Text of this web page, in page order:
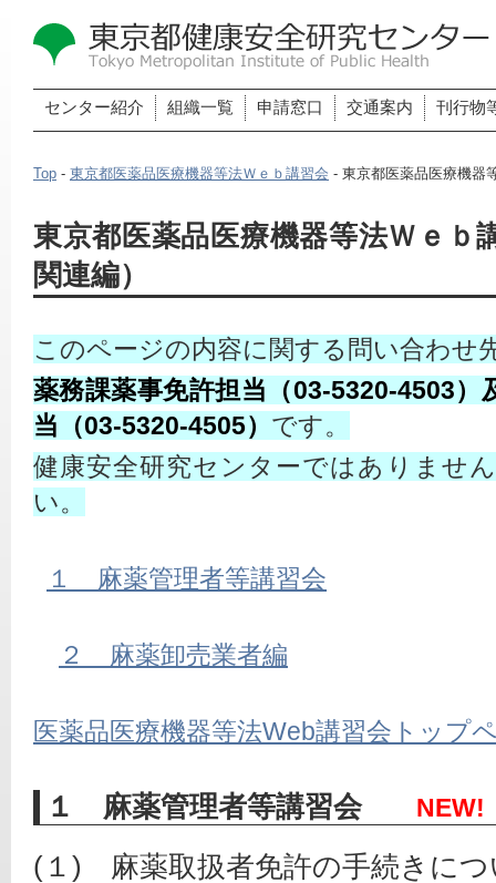
センター紹介 組織一覧 申請窓口 交通案内 刊行物
Top - 東京都医薬品医療機器等法Ｗｅｂ講習会 - 東京都医薬品医療機器
東京都医薬品医療機器等法Ｗｅｂ
関連編）
このページの内容に関する問い合わせ
薬務課薬事免許担当（03-5320-4503）
当（03-5320-4505） です。
健康安全研究センターではありませ
い。
１　麻薬管理者等講習会
２　麻薬卸売業者編
医薬品医療機器等法Web講習会トップ
１ 麻薬管理者等講習会 NEW!
(１)　麻薬取扱者免許の手続きに